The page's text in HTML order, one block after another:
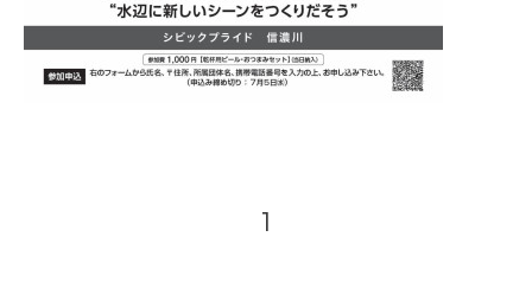
1